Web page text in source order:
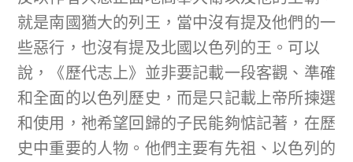
就是南國猶大的列王，當中沒有提及他們的一
些惡行，也沒有提及北國以色列的王。可以
說，《歷代志上》並非要記載一段客觀、準確
和全面的以色列歷史，而是只記載上帝所揀選
和使用，祂希望回歸的子民能夠惦記著，在歷
史中重要的人物。他們主要有先祖、以色列的